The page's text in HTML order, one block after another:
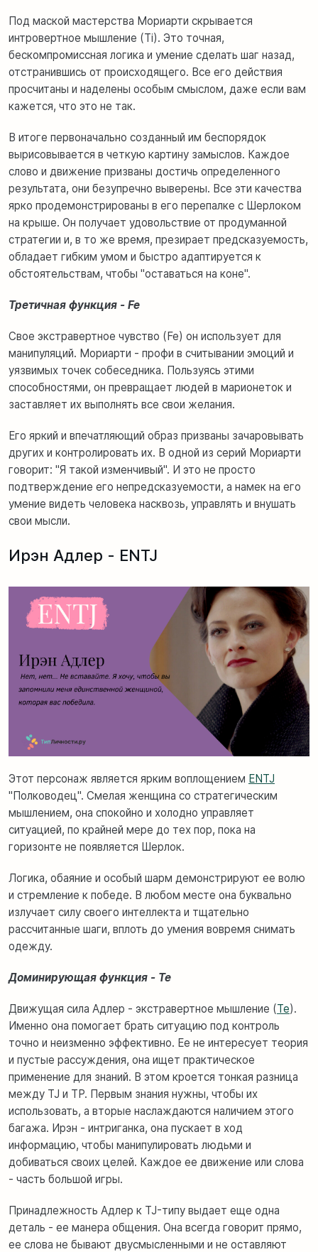
Под маской мастерства Мориарти скрывается
интровертное мышление (Ti). Это точная,
бескомпромиссная логика и умение сделать шаг назад,
отстранившись от происходящего. Все его действия
просчитаны и наделены особым смыслом, даже если вам
кажется, что это не так.
В итоге первоначально созданный им беспорядок
вырисовывается в четкую картину замыслов. Каждое
слово и движение призваны достичь определенного
результата, они безупречно выверены. Все эти качества
ярко продемонстрированы в его перепалке с Шерлоком
на крыше. Он получает удовольствие от продуманной
стратегии и, в то же время, презирает предсказуемость,
обладает гибким умом и быстро адаптируется к
обстоятельствам, чтобы "оставаться на коне".
Третичная функция - Fe
Свое экстравертное чувство (Fe) он использует для
манипуляций. Мориарти - профи в считывании эмоций и
уязвимых точек собеседника. Пользуясь этими
способностями, он превращает людей в марионеток и
заставляет их выполнять все свои желания.
Его яркий и впечатляющий образ призваны зачаровывать
других и контролировать их. В одной из серий Мориарти
говорит: "Я такой изменчивый". И это не просто
подтверждение его непредсказуемости, а намек на его
умение видеть человека насквозь, управлять и внушать
свои мысли.
Ирэн Адлер - ENTJ
Этот персонаж является ярким воплощением ENTJ
"Полководец". Смелая женщина со стратегическим
мышлением, она спокойно и холодно управляет
ситуацией, по крайней мере до тех пор, пока на
горизонте не появляется Шерлок.
Логика, обаяние и особый шарм демонстрируют ее волю
и стремление к победе. В любом месте она буквально
излучает силу своего интеллекта и тщательно
рассчитанные шаги, вплоть до умения вовремя снимать
одежду.
Доминирующая функция - Te
Движущая сила Адлер - экстравертное мышление (Te).
Именно она помогает брать ситуацию под контроль
точно и неизменно эффективно. Ее не интересует теория
и пустые рассуждения, она ищет практическое
применение для знаний. В этом кроется тонкая разница
между TJ и TP. Первым знания нужны, чтобы их
использовать, а вторые наслаждаются наличием этого
багажа. Ирэн - интриганка, она пускает в ход
информацию, чтобы манипулировать людьми и
добиваться своих целей. Каждое ее движение или слова
- часть большой игры.
Принадлежность Адлер к TJ-типу выдает еще одна
деталь - ее манера общения. Она всегда говорит прямо,
ее слова не бывают двусмысленными и не оставляют